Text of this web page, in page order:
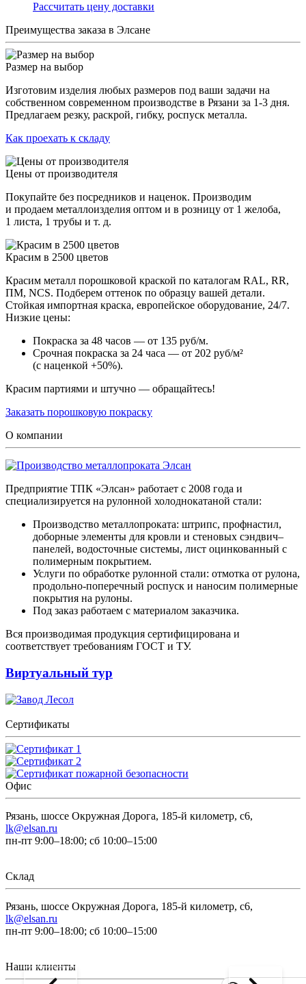
Раcсчитать цену доставки
Преимущества заказа в Элсане
Размер на выбор
Изготовим изделия любых размеров под ваши задачи на
собственном современном производстве в Рязани за 1-3 дня.
Предлагаем резку, раскрой, гибку, роспуск металла.
Как проехать к складу
Цены от производителя
Покупайте без посредников и наценок. Производим
и продаем металлоизделия оптом и в розницу от 1 желоба,
1 листа, 1 трубы и т. д.
Красим в 2500 цветов
Красим металл порошковой краской по каталогам RAL, RR,
ПМ, NCS. Подберем оттенок по образцу вашей детали.
Стойкая импортная краска, европейское оборудование, 24/7.
Низкие цены:
Покраска за 48 часов — от 135 руб/м.
Срочная покраска за 24 часа — от 202 руб/м²
(с наценкой +50%).
Красим партиями и штучно — обращайтесь!
Заказать порошковую покраску
О компании
Предприятие ТПК «Элсан» работает с 2008 года и
специализируется на рулонной холоднокатаной стали:
Производство металлопроката: штрипс, профнастил,
доборные элементы для кровли и стеновых сэндвич–
панелей, водосточные системы, лист оцинкованный с
полимерным покрытием.
Услуги по обработке рулонной стали: отмотка от рулона,
продольно-поперечный роспуск и наносим полимерные
покрытия на рулоны.
Под заказ работаем с материалом заказчика.
Вся производимая продукция сертифицирована и
соответствует требованиям ГОСТ и ТУ.
Виртуальный тур
Сертификаты
Офис
Рязань, шоссе Окружная Дорога, 185-й километр, с6,
lk@elsan.ru
пн-пт 9:00–18:00; сб 10:00–15:00
Склад
Рязань, шоссе Окружная Дорога, 185-й километр, с6,
lk@elsan.ru
пн-пт 9:00–18:00; сб 10:00–15:00
Наши клиенты